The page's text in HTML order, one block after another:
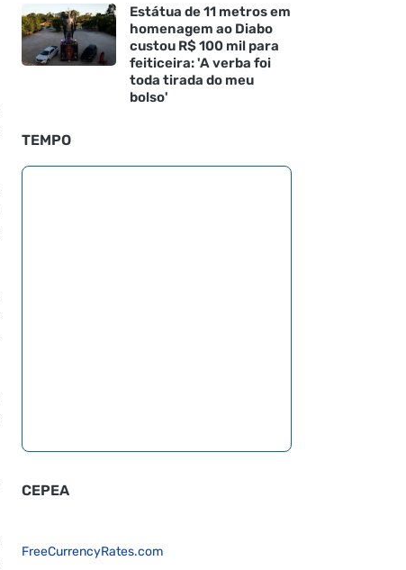
Estátua de 11 metros em
homenagem ao Diabo
custou R$ 100 mil para
feiticeira: 'A verba foi
toda tirada do meu
bolso'
TEMPO
CEPEA
FreeCurrencyRates.com